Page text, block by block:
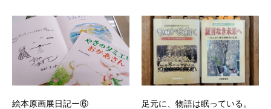
絵本原画展日記ー⑥
足元に、物語は眠っている。